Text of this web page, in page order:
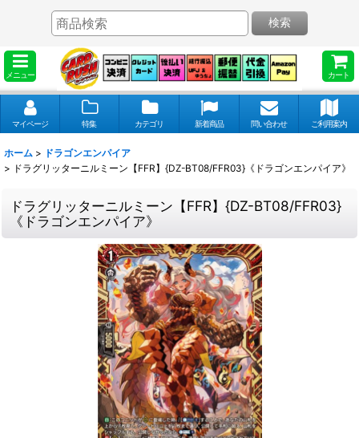
メニュー カート
検索
マイページ 特集 カテゴリ 新着商品 問い合わせ ご利用案内
ホーム > ドラゴンエンパイア
> ドラグリッターニルミーン【FFR】{DZ-BT08/FFR03}《ドラゴンエンパイア》
ドラグリッターニルミーン【FFR】{DZ-BT08/FFR03}
《ドラゴンエンパイア》